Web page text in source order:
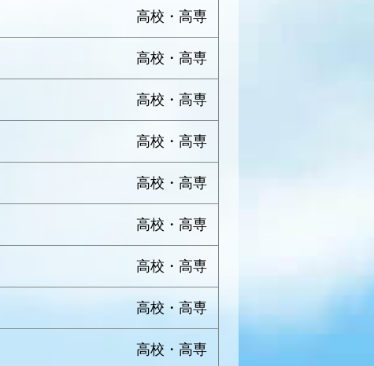
高校・高専
高校・高専
高校・高専
高校・高専
高校・高専
高校・高専
高校・高専
高校・高専
高校・高専